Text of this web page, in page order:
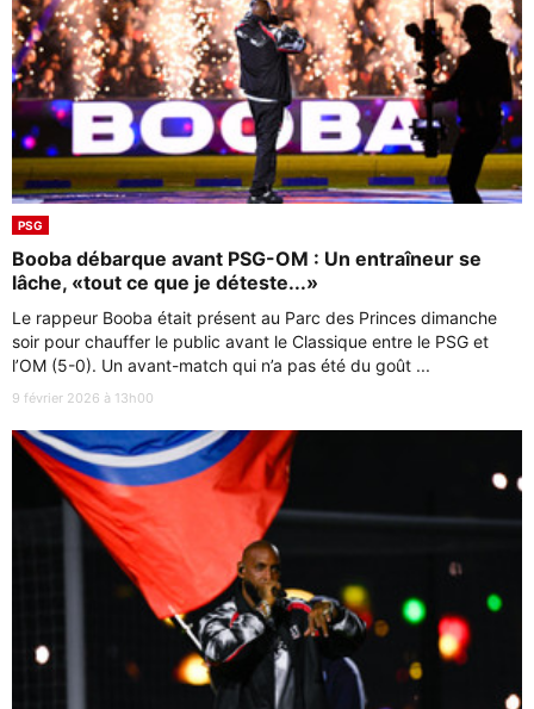
PSG
Booba débarque avant PSG-OM : Un entraîneur se
lâche, «tout ce que je déteste...»
Le rappeur Booba était présent au Parc des Princes dimanche
soir pour chauffer le public avant le Classique entre le PSG et
l’OM (5-0). Un avant-match qui n’a pas été du goût ...
9 février 2026 à 13h00